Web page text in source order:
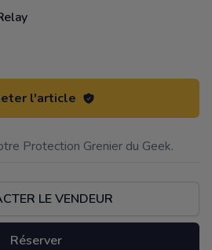
l'article
Protection Grenier du Geek.
LE VENDEUR
Réserver